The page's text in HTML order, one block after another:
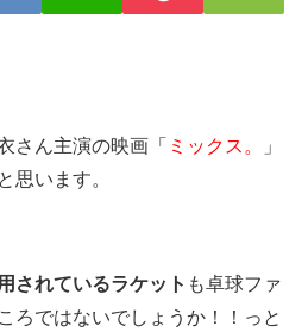
さん主演の映画「 ミックス。
」
思います。
されているラケット も卓球ファ
ろではないでしょうか！！っと